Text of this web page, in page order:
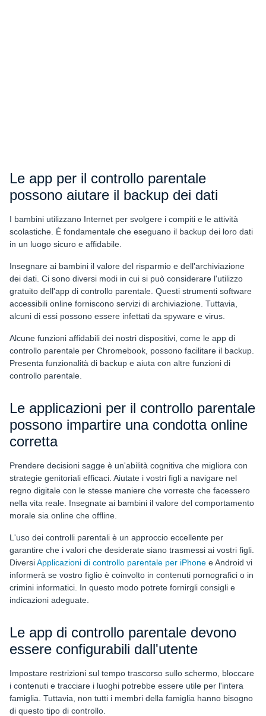
Le app per il controllo parentale
possono aiutare il backup dei dati
I bambini utilizzano Internet per svolgere i compiti e le attività
scolastiche. È fondamentale che eseguano il backup dei loro dati
in un luogo sicuro e affidabile.
Insegnare ai bambini il valore del risparmio e dell'archiviazione
dei dati. Ci sono diversi modi in cui si può considerare l'utilizzo
gratuito dell'app di controllo parentale. Questi strumenti software
accessibili online forniscono servizi di archiviazione. Tuttavia,
alcuni di essi possono essere infettati da spyware e virus.
Alcune funzioni affidabili dei nostri dispositivi, come le app di
controllo parentale per Chromebook, possono facilitare il backup.
Presenta funzionalità di backup e aiuta con altre funzioni di
controllo parentale.
Le applicazioni per il controllo parentale
possono impartire una condotta online
corretta
Prendere decisioni sagge è un'abilità cognitiva che migliora con
strategie genitoriali efficaci. Aiutate i vostri figli a navigare nel
regno digitale con le stesse maniere che vorreste che facessero
nella vita reale. Insegnate ai bambini il valore del comportamento
morale sia online che offline.
L'uso dei controlli parentali è un approccio eccellente per
garantire che i valori che desiderate siano trasmessi ai vostri figli.
DiversiApplicazioni di controllo parentale per iPhone e Android vi
informerà se vostro figlio è coinvolto in contenuti pornografici o in
crimini informatici. In questo modo potrete fornirgli consigli e
indicazioni adeguate.
Le app di controllo parentale devono
essere configurabili dall'utente
Impostare restrizioni sul tempo trascorso sullo schermo, bloccare
i contenuti e tracciare i luoghi potrebbe essere utile per l'intera
famiglia. Tuttavia, non tutti i membri della famiglia hanno bisogno
di questo tipo di controllo.